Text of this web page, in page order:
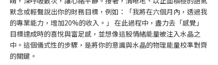
默念或輕聲說出你的財務目標，例如：「我將在六個月內，透過我
的專業能力，增加20%的收入。」 在此過程中，盡力去「感覺」
目標達成時的喜悅與富足感，並想像這股情緒能量被注入水晶之
中。這個儀式性的步驟，是將你的意識與水晶的物理能量校準對齊
的關鍵。